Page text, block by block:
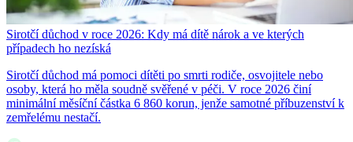
Sirotčí důchod v roce 2026: Kdy má dítě nárok a ve kterých
případech ho nezíská
Sirotčí důchod má pomoci dítěti po smrti rodiče, osvojitele nebo
osoby, která ho měla soudně svěřené v péči. V roce 2026 činí
minimální měsíční částka 6 860 korun, jenže samotné příbuzenství k
zemřelému nestačí.